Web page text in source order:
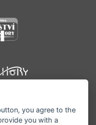
you agree to the
you with a